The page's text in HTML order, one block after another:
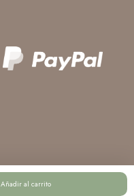
Añadir al carrito